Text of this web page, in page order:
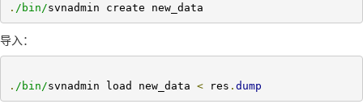
. /bin/svnadmin create new_data
导入：
. /bin/svnadmin load new_data < res . dump